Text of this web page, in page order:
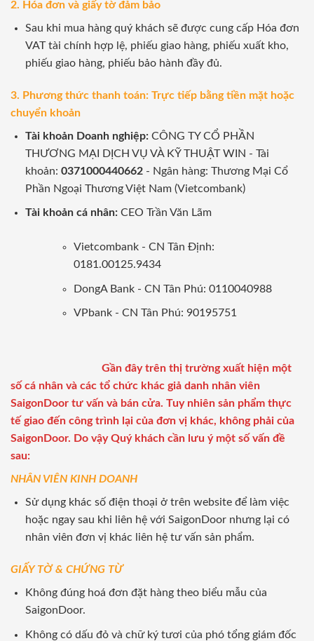
2. Hóa đơn và giấy tờ đảm bảo
Sau khi mua hàng quý khách sẽ được cung cấp Hóa đơn
VAT tài chính hợp lệ, phiếu giao hàng, phiếu xuất kho,
phiếu giao hàng, phiếu bảo hành đầy đủ.
3. Phương thức thanh toán: Trực tiếp bằng tiền mặt hoặc
chuyển khoản
Tài khoản Doanh nghiệp:CÔNG TY CỔ PHẦN
THƯƠNG MẠI DỊCH VỤ VÀ KỸ THUẬT WIN - Tài
khoản: 0371000440662- Ngân hàng: Thương Mại Cổ
Phần Ngoại Thương Việt Nam (Vietcombank)
Tài khoản cá nhân: CEO Trần Văn Lãm
Vietcombank - CN Tân Định:
0181.00125.9434
DongA Bank - CN Tân Phú: 0110040988
VPbank - CN Tân Phú: 90195751
Gần đây trên thị trường xuất hiện một
số cá nhân và các tổ chức khác giả danh nhân viên
SaigonDoor tư vấn và bán cửa. Tuy nhiên sản phẩm thực
tế giao đến công trình lại của đơn vị khác, không phải của
SaigonDoor. Do vậy Quý khách cần lưu ý một số vấn đề
sau:
NHÂN VIÊN KINH DOANH
Sử dụng khác số điện thoại ở trên website để làm việc
hoặc ngay sau khi liên hệ với SaigonDoor nhưng lại có
nhân viên đơn vị khác liên hệ tư vấn sản phẩm.
GIẤY TỜ & CHỨNG TỪ
Không đúng hoá đơn đặt hàng theo biểu mẫu của
SaigonDoor.
Không có dấu đỏ và chữ ký tươi của phó tổng giám đốc